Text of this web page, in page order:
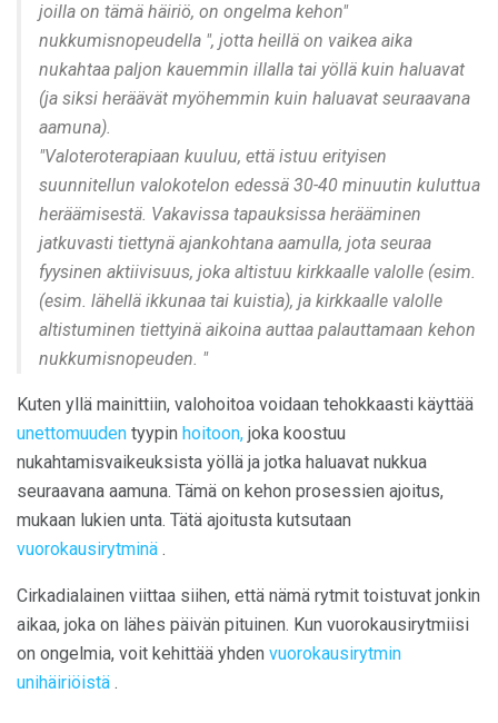
joilla on tämä häiriö, on ongelma kehon"
nukkumisnopeudella ", jotta heillä on vaikea aika
nukahtaa paljon kauemmin illalla tai yöllä kuin haluavat
(ja siksi heräävät myöhemmin kuin haluavat seuraavana
aamuna).
"Valoteroterapiaan kuuluu, että istuu erityisen
suunnitellun valokotelon edessä 30-40 minuutin kuluttua
heräämisestä. Vakavissa tapauksissa herääminen
jatkuvasti tiettynä ajankohtana aamulla, jota seuraa
fyysinen aktiivisuus, joka altistuu kirkkaalle valolle (esim.
(esim. lähellä ikkunaa tai kuistia), ja kirkkaalle valolle
altistuminen tiettyinä aikoina auttaa palauttamaan kehon
nukkumisnopeuden. "
Kuten yllä mainittiin, valohoitoa voidaan tehokkaasti käyttää
unettomuuden tyypin hoitoon, joka koostuu
nukahtamisvaikeuksista yöllä ja jotka haluavat nukkua
seuraavana aamuna. Tämä on kehon prosessien ajoitus,
mukaan lukien unta. Tätä ajoitusta kutsutaan
vuorokausirytminä .
Cirkadialainen viittaa siihen, että nämä rytmit toistuvat jonkin
aikaa, joka on lähes päivän pituinen. Kun vuorokausirytmiisi
on ongelmia, voit kehittää yhden vuorokausirytmin
unihäiriöistä .